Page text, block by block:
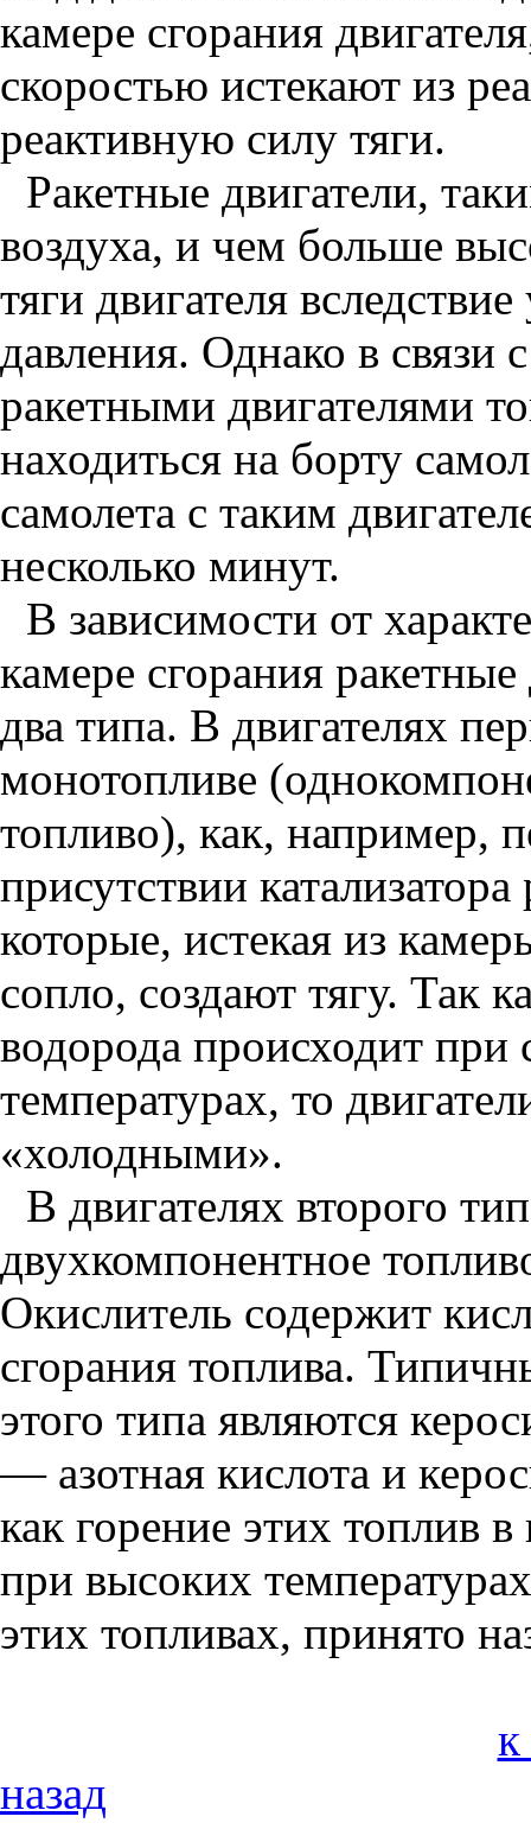
камере сгорания
скоростью истекают из
реактивную силу тяги.
Ракетные двигатели,
воздуха, и чем больше
тяги двигателя
давления. Однако в
ракетными двигателями
находиться на борту
самолета с таким
несколько минут.
В зависимости от
камере сгорания
два типа. В двигателях
монотопливе
топливо), как, например,
присутствии
которые, истекая из
сопло, создают тягу. Так
водорода происходит при
температурах, то
«холодными».
В двигателях второго
двухкомпонентное
Окислитель содержит
сгорания топлива.
этого типа являются
— азотная кислота и
как горение этих топлив
при высоких
этих топливах, принято
к
назад